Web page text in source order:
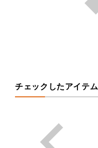
チェックしたアイテム